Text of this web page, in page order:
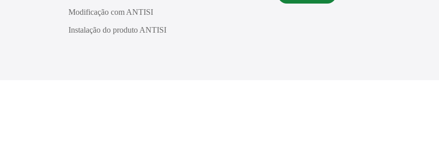
Modificação com ANTISI
Instalação do produto ANTISI